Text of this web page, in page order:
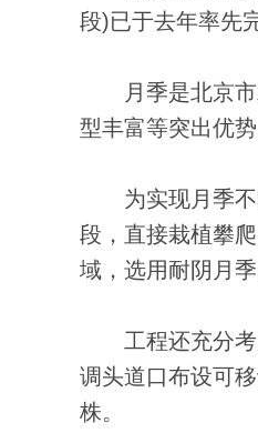
段)已于去年率先
月季是北京市
型丰富等突出优
为实现月季不
段，直接栽植攀
域，选用耐阴月
工程还充分考
调头道口布设可
株。